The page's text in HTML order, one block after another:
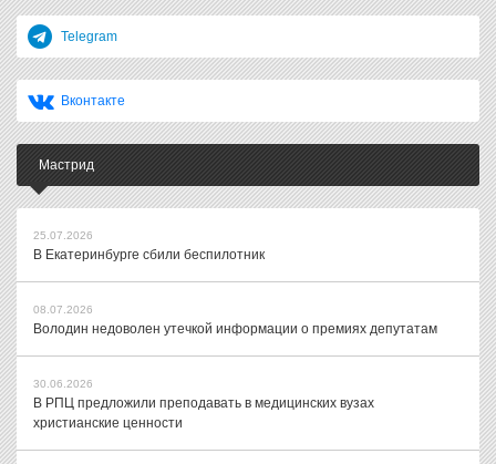
Telegram
Вконтакте
Мастрид
25.07.2026
В Екатеринбурге сбили беспилотник
08.07.2026
Володин недоволен утечкой информации о премиях депутатам
30.06.2026
В РПЦ предложили преподавать в медицинских вузах
христианские ценности